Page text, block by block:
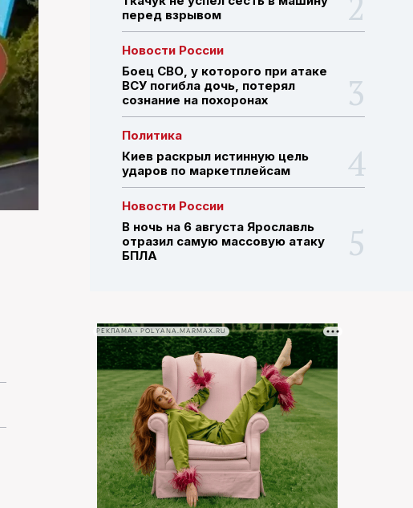
ПОИСК ПО САЙТУ
перед взрывом
Новости России
Боец СВО, у которого при атаке
ВСУ погибла дочь, потерял
сознание на похоронах
Политика
Киев раскрыл истинную цель
ударов по маркетплейсам
Новости России
В ночь на 6 августа Ярославль
отразил самую массовую атаку
БПЛА
РЕКЛАМА • POLYANA.MARMAX.RU